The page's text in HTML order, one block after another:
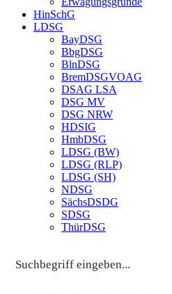
HinSchG
LDSG
BayDSG
BbgDSG
BlnDSG
BremDSGVOAG
DSAG LSA
DSG MV
DSG NRW
HDSIG
HmbDSG
LDSG (BW)
LDSG (RLP)
LDSG (SH)
NDSG
SächsDSDG
SDSG
ThürDSG